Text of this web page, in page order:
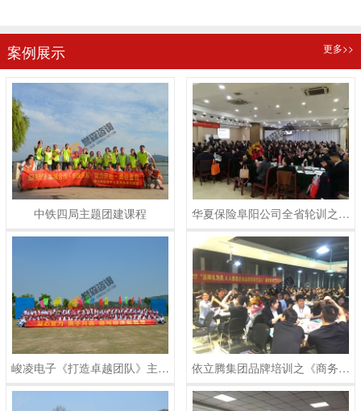
案例展示 更多>>
中铁四局主题团建课程 华夏保险阜阳公司全省轮训之《结构化思维与表达呈现》培训课程
峻凌电子《打造卓越团队》主题团建课程 依立腾集团品牌培训之《商务礼仪》培训课程